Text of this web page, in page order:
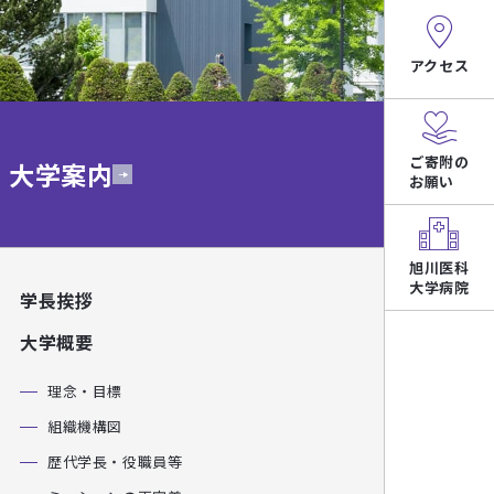
アクセス
ご寄附の
お願い
旭川医科
大学病院
大学案内
学長挨拶
大学概要
理念・目標
組織機構図
歴代学長・役職員等